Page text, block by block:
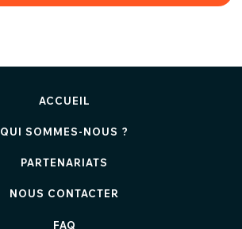
ACCUEIL
QUI SOMMES-NOUS ?
PARTENARIATS
NOUS CONTACTER
FAQ